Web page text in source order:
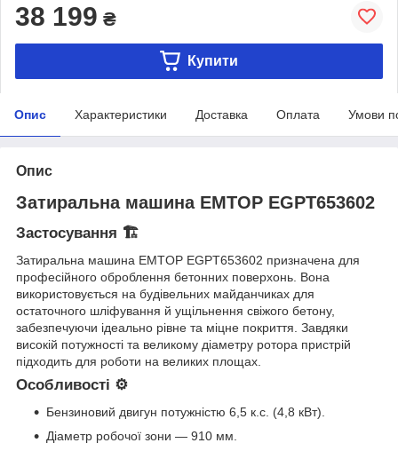
38 199 ₴
Купити
Опис Характеристики Доставка Оплата Умови
Опис
Затиральна машина EMTOP EGPT653602
Застосування 🏗️
Затиральна машина EMTOP EGPT653602 призначена для
професійного оброблення бетонних поверхонь. Вона
використовується на будівельних майданчиках для
остаточного шліфування й ущільнення свіжого бетону,
забезпечуючи ідеально рівне та міцне покриття. Завдяки
високій потужності та великому діаметру ротора пристрій
підходить для роботи на великих площах.
Особливості ⚙️
Бензиновий двигун потужністю 6,5 к.с. (4,8 кВт).
Діаметр робочої зони — 910 мм.